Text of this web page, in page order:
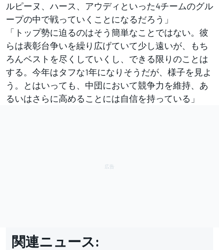
ルピーヌ、ハース、アウディといった4チームのグル
ープの中で戦っていくことになるだろう」
「トップ勢に迫るのはそう簡単なことではない。彼
らは表彰台争いを繰り広げていて少し遠いが、もち
ろんベストを尽くしていくし、できる限りのことは
する。今年はタフな1年になりそうだが、様子を見よ
う。とはいっても、中団において競争力を維持、あ
るいはさらに高めることには自信を持っている」
関連ニュース: